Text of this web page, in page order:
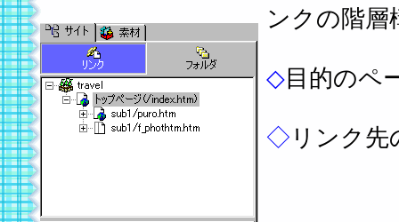
ンクの階層
◇目的のペ
◇ リンク